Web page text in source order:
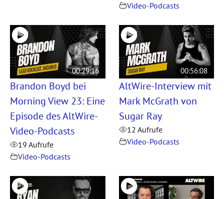
Video-Podcasts
00:29:16
Brandon Boyd bei
Morning View 23: Eine
Episode des AltWire-
Video-Podcasts
19 Aufrufe
Video-Podcasts
00:56:08
AltWire-Interview mit
Mark McGrath von
Sugar Ray
12 Aufrufe
Video-Podcasts